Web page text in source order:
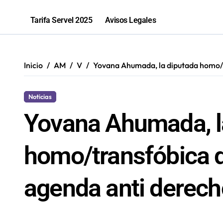
Bravar Sports Bar Antofagasta
Récord en Chile: Novandino Litio
Tarifa Servel 2025 Avisos Legales
Inicio AM V Yovana Ahumada, la diputada
Noticias
Yovana Ahumada,
homo/transfóbica
agenda anti